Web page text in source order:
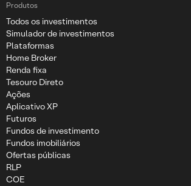
Produtos
Todos os investimentos
Simulador de investimentos
Plataformas
Home Broker
Renda fixa
Tesouro Direto
Ações
Aplicativo XP
Futuros
Fundos de investimento
Fundos imobiliários
Ofertas públicas
RLP
COE